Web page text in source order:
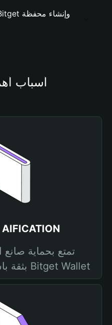
أسباب
احتفظ بعملات AIFICATION
تمتع بحماية
AIFICATION بثقة باستخدام Bitget Wallet